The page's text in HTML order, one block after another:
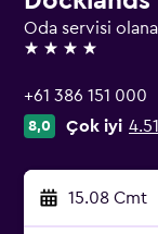
Oda servisi
4 yıldız
+61 386 151 000
8,0 Çok iyi
15.08 Cmt